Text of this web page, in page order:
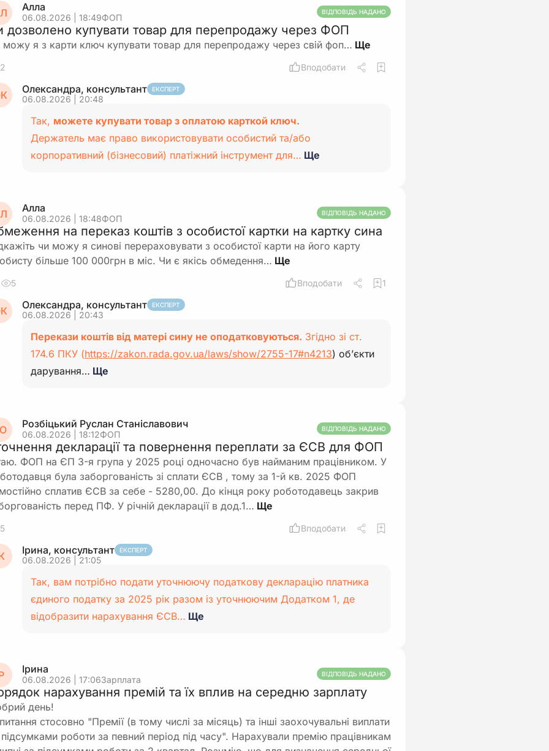
Алла
06.08.2026 | 18:49ФОП
ВІДПОВІДЬ НАДАНО
дозволено купувати товар для перепродажу через ФОП
можу я з карти ключ купувати товар для перепродажу через свій фоп…
2 Вподобати
Олександра, консультант ЕКСПЕРТ
06.08.2026 | 20:48
Так, можете купувати товар з оплатою карткой ключ.
Держатель має право використовувати особистий та/або
корпоративний (бізнесовий) платіжний інструмент для… Ще
Алла
06.08.2026 | 18:48ФОП
ВІДПОВІДЬ НАДАНО
на переказ коштів з особистої картки на картку сина
чи можу я синові перераховувати з особистої карти на його карту
більше 100 000грн в міс. Чи є якісь обмедення…
5 Вподобати 1
Олександра, консультант ЕКСПЕРТ
06.08.2026 | 20:43
Перекази коштів від матері сину не оподатковуються. Згідно зі ст.
174.6 ПКУ (https://zakon.rada.gov.ua/laws/show/2755-17#n4213) об’єкти
дарування… Ще
Розбіцький Руслан Станіславович
06.08.2026 | 18:12ФОП
ВІДПОВІДЬ НАДАНО
декларації та повернення переплати за ЄСВ для ФОП
ФОП на ЄП 3-я група у 2025 році одночасно був найманим працівником. У
була заборгованість зі сплати ЄСВ , тому за 1-й кв. 2025 ФОП
сплатив ЄСВ за себе - 5280,00. До кінця року роботодавець закрив
перед ПФ. У річній декларації в дод.1…
5 Вподобати
Ірина, консультант ЕКСПЕРТ
06.08.2026 | 21:05
Так, вам потрібно подати уточнюючу податкову декларацію платника
єдиного податку за 2025 рік разом із уточнюючим Додатком 1, де
відобразити нарахування ЄСВ… Ще
Ірина
06.08.2026 | 17:06Зарплата
ВІДПОВІДЬ НАДАНО
нарахування премій та їх вплив на середню зарплату
день!
стосовно "Премії (в тому числі за місяць) та інші заохочувальні виплати
підсумками роботи за певний період під часу". Нарахували премію працівникам